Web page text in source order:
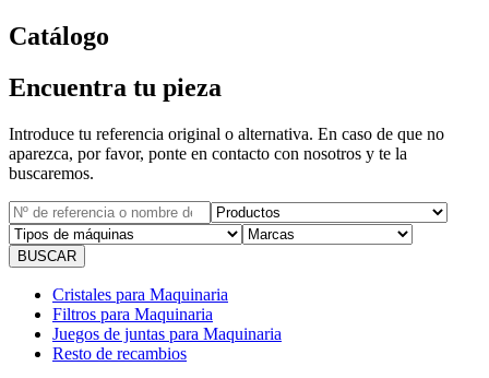
Catálogo
Encuentra tu pieza
Introduce tu referencia original o alternativa. En caso de que no
aparezca, por favor, ponte en contacto con nosotros y te la
buscaremos.
Cristales para Maquinaria
Filtros para Maquinaria
Juegos de juntas para Maquinaria
Resto de recambios